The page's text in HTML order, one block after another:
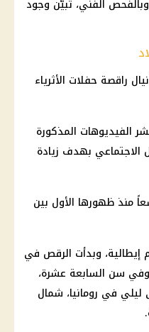
الفني، تبيّن وجود
راقصة حفلات الأثرياء
الفيديوهات المذكورة
الاجتماعي بهدف زيادة
منذ ظهورها الأول بين
مصري وأم إيطالية، وبدأت الرقص في
للغاية. في عام ٢٠١٥، وفي سن السابعة عشرة،
في رومانيا، شمال